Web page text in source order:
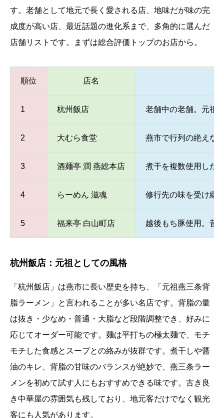
す。老舗として地元で長く愛される店、地味だが味の完
成度が高い店、最近話題の進化系まで、多角的に選んだ
店舗リストです。まずは総合評価トップのお店から。
順位 店名
1 杭州飯店 老舗中の老舗。元祖
2 大むら食堂 燕市で行列の絶えな
3 酒麺亭 潤 燕総本店 煮干を複数使用した
4 らーめん 滋魂 修行先の味を受け継
5 福来亭 白山町店 越後もち豚使用。昔
杭州飯店：元祖としての風格
「杭州飯店」は燕市に長い歴史を持ち、「元祖燕三条背
脂ラーメン」と言われることが多い名店です。背脂の量
は抜き・少なめ・普通・大脂など段階調整でき、好みに
応じてオーダー可能です。麺は平打ちの極太麺で、モチ
モチした食感とスープとの絡みが抜群です。煮干しや醤
油のキレ、背脂の甘味のバランスが絶妙で、燕三条ラー
メンを初めて試す人にもおすすめできる味です。古き良
き中華屋の雰囲気も残しており、地元客だけでなく観光
客にも人気があります。